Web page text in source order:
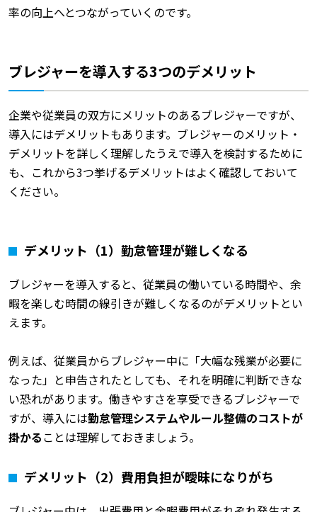
率の向上へとつながっていくのです。
ブレジャーを導入する3つのデメリット
企業や従業員の双方にメリットのあるブレジャーですが、
導入にはデメリットもあります。ブレジャーのメリット・
デメリットを詳しく理解したうえで導入を検討するために
も、これから3つ挙げるデメリットはよく確認しておいて
ください。
デメリット（1）勤怠管理が難しくなる
ブレジャーを導入すると、従業員の働いている時間や、余
暇を楽しむ時間の線引きが難しくなるのがデメリットとい
えます。
例えば、従業員からブレジャー中に「大幅な残業が必要に
なった」と申告されたとしても、それを明確に判断できな
い恐れがあります。働きやすさを享受できるブレジャーで
すが、導入には勤怠管理システムやルール整備のコストが
掛かることは理解しておきましょう。
デメリット（2）費用負担が曖昧になりがち